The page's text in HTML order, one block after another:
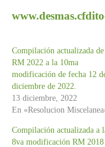
Compilación actualizada
RM 2022 a la 10ma
modificación de fecha 12
diciembre de 2022.
13 diciembre, 2022
En «Resolucion
Compilación actualizada a
8va modificación RM 2018